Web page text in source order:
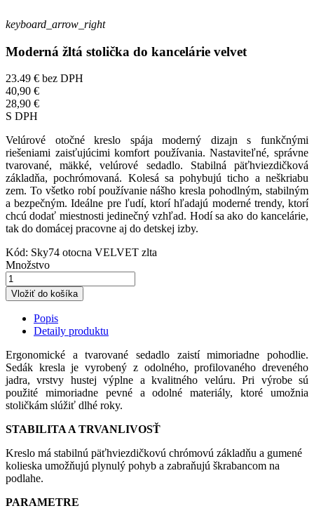
keyboard_arrow_right
Moderná žltá stolička do kancelárie velvet
23.49 € bez DPH
40,90 €
28,90 €
S DPH
Velúrové otočné kreslo spája moderný dizajn s funkčnými
riešeniami zaisťujúcimi komfort používania. Nastaviteľné, správne
tvarované, mäkké, velúrové sedadlo. Stabilná päťhviezdičková
základňa, pochrómovaná. Kolesá sa pohybujú ticho a neškriabu
zem. To všetko robí používanie nášho kresla pohodlným, stabilným
a bezpečným. Ideálne pre ľudí, ktorí hľadajú moderné trendy, ktorí
chcú dodať miestnosti jedinečný vzhľad. Hodí sa ako do kancelárie,
tak do domácej pracovne aj do detskej izby.
Kód: Sky74 otocna VELVET zlta
Množstvo
Vložiť do košíka
Popis
Detaily produktu
Ergonomické a tvarované sedadlo zaistí mimoriadne pohodlie.
Sedák kresla je vyrobený z odolného, ​​profilovaného dreveného
jadra, vrstvy hustej výplne a kvalitného velúru. Pri výrobe sú
použité mimoriadne pevné a odolné materiály, ktoré umožnia
stoličkám slúžiť dlhé roky.
STABILITA A TRVANLIVOSŤ
Kreslo má stabilnú päťhviezdičkovú chrómovú základňu a gumené
kolieska umožňujú plynulý pohyb a zabraňujú škrabancom na
podlahe.
PARAMETRE